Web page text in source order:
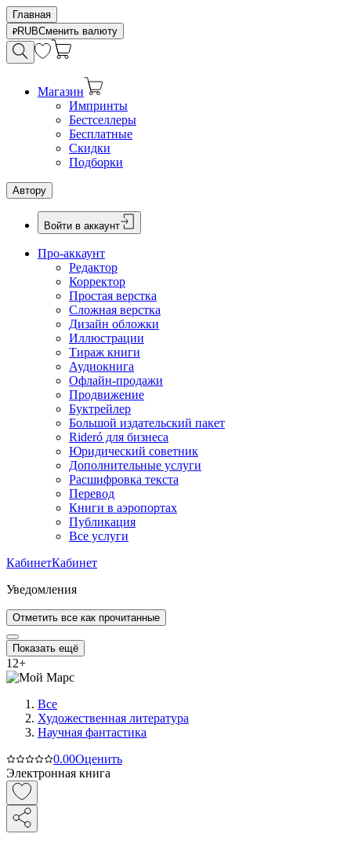
Главная
RUBСменить валюту
Магазин
Импринты
Бестселлеры
Бесплатные
Скидки
Подборки
Автору
Войти в аккаунт
Про-аккаунт
Редактор
Корректор
Простая верстка
Сложная верстка
Дизайн обложки
Иллюстрации
Тираж книги
Аудиокнига
Офлайн-продажи
Продвижение
Буктрейлер
Большой издательский пакет
Rideró для бизнеса
Юридический советник
Дополнительные услуги
Расшифровка текста
Перевод
Книги в аэропортах
Публикация
Все услуги
КабинетКабинет
Уведомления
Отметить все как прочитанные
Показать ещё
12+
Все
Художественная литература
Научная фантастика
0.00Оценить
Электронная книга